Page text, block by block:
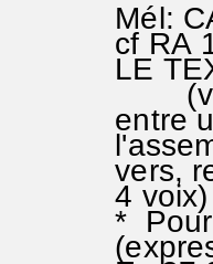
Mél:
cf RA
LE
(vers
entre
vers,
4
* Pour